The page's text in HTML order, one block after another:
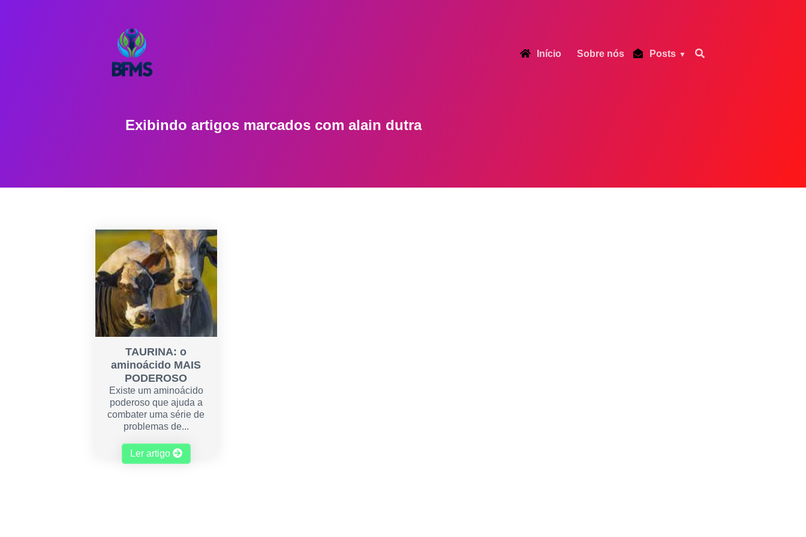
Início Sobre nós Posts
Exibindo artigos marcados com alain dutra
TAURINA: o
aminoácido MAIS
PODEROSO
Existe um aminoácido
poderoso que ajuda a
combater uma série de
problemas de...
Ler artigo